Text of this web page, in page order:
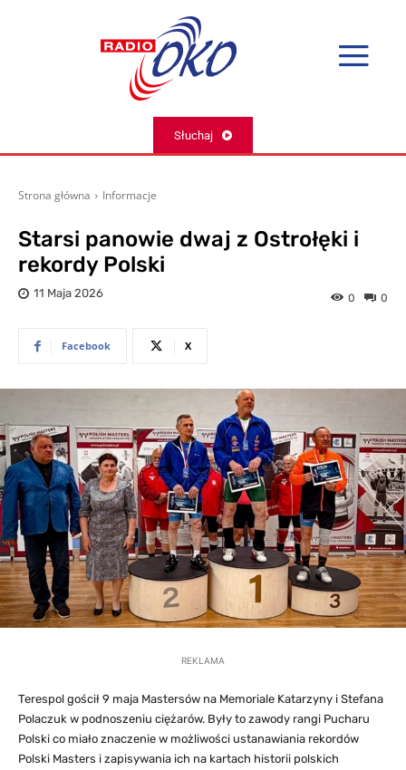
Słuchaj
Strona główna Informacje
Starsi panowie dwaj z Ostrołęki i
rekordy Polski
11 Maja 2026 0
0
Facebook X
REKLAMA
Terespol gościł 9 maja Mastersów na Memoriale Katarzyny i Stefana
Polaczuk w podnoszeniu ciężarów. Były to zawody rangi Pucharu
Polski co miało znaczenie w możliwości ustanawiania rekordów
Polski Masters i zapisywania ich na kartach historii polskich